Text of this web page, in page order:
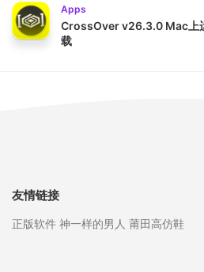
Apps
CrossOver v26.3.0 Mac上
载
友情链接
正版软件 神一样的男人 莆田高仿鞋